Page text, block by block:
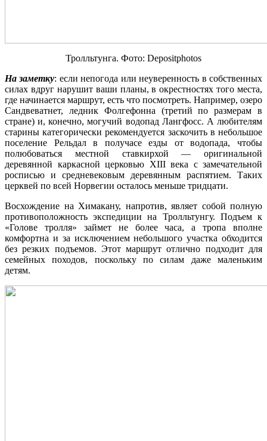
Тролльтунга. Фото: Depositphotos
На заметку: если непогода или неуверенность в собственных
силах вдруг нарушит ваши планы, в окрестностях того места,
где начинается маршрут, есть что посмотреть. Например, озеро
Сандвеватнет, ледник Фолгефонна (третий по размерам в
стране) и, конечно, могучий водопад Лангфосс. А любителям
старины категорически рекомендуется заскочить в небольшое
поселение Рельдал в получасе езды от водопада, чтобы
полюбоваться местной ставкирхой — оригинальной
деревянной каркасной церковью XIII века с замечательной
росписью и средневековым деревянным распятием. Таких
церквей по всей Норвегии осталось меньше тридцати.
Восхождение на Химакану, напротив, являет собой полную
противоположность экспедиции на Тролльтунгу. Подъем к
«Голове тролля» займет не более часа, а тропа вполне
комфортна и за исключением небольшого участка обходится
без резких подъемов. Этот маршрут отлично подходит для
семейных походов, поскольку по силам даже маленьким
детям.